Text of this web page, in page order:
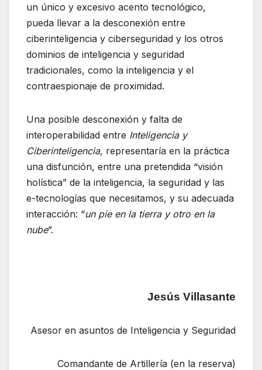
un único y excesivo acento tecnológico,
pueda llevar a la desconexión entre
ciberinteligencia y ciberseguridad y los otros
dominios de inteligencia y seguridad
tradicionales, como la inteligencia y el
contraespionaje de proximidad.
Una posible desconexión y falta de
interoperabilidad entre Inteligencia y
Ciberinteligencia, representaría en la práctica
una disfunción, entre una pretendida “visión
holística” de la inteligencia, la seguridad y las
e-tecnologías que necesitamos, y su adecuada
interacción: “un pie en la tierra y otro en la
nube”.
Jesús Villasante
Asesor en asuntos de Inteligencia y Seguridad
Comandante de Artillería (en la reserva)